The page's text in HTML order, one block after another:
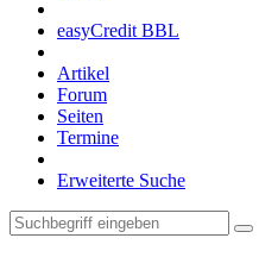
easyCredit BBL
Artikel
Forum
Seiten
Termine
Erweiterte Suche